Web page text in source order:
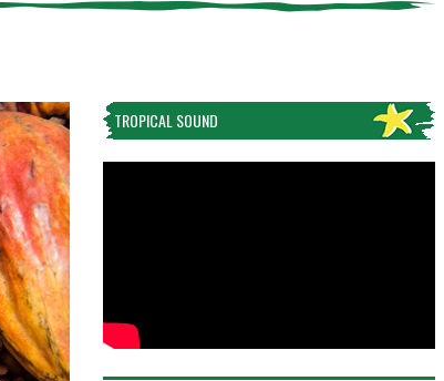
TROPICAL SOUND